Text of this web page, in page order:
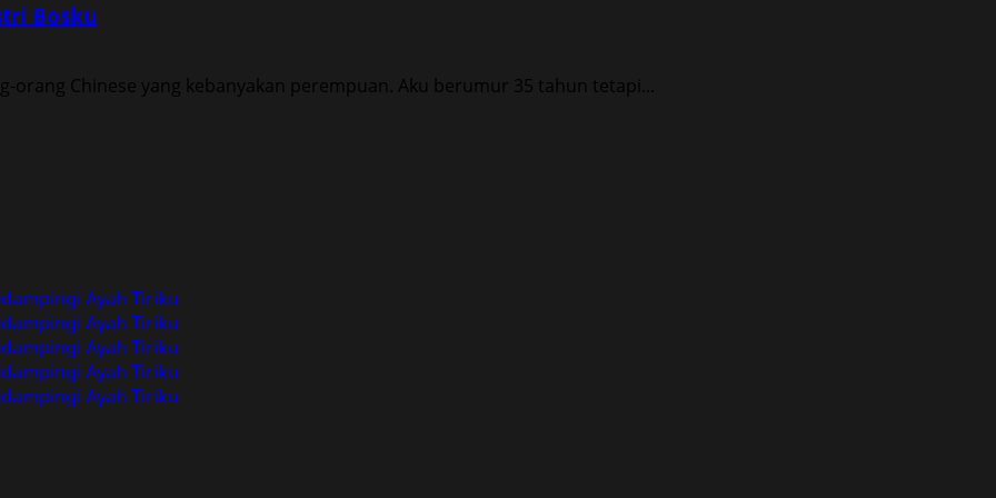
Bosku
orang Chinese yang kebanyakan perempuan. Aku berumur 35 tahun tetapi...
Ayah Tiriku
Ayah Tiriku
Ayah Tiriku
Ayah Tiriku
Ayah Tiriku